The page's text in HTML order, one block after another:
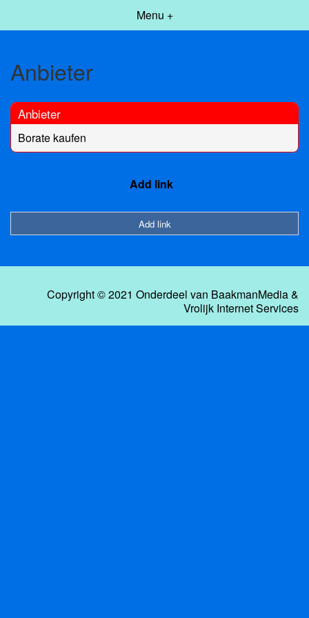
Menu +
Anbieter
Anbieter
Borate kaufen
Add link
Add link
Copyright © 2021 Onderdeel van BaakmanMedia&
Vrolijk Internet Services